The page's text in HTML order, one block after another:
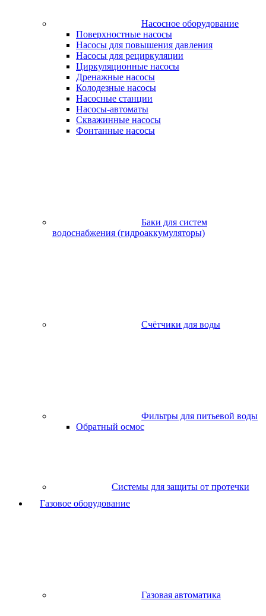
Насосное оборудование
Поверхностные насосы
Насосы для повышения давления
Насосы для рециркуляции
Циркуляционные насосы
Дренажные насосы
Колодезные насосы
Насосные станции
Насосы-автоматы
Скважинные насосы
Фонтанные насосы
Баки для систем
водоснабжения (гидроаккумуляторы)
Счётчики для воды
Фильтры для питьевой воды
Обратный осмос
Системы для защиты от протечки
Газовое оборудование
Газовая автоматика